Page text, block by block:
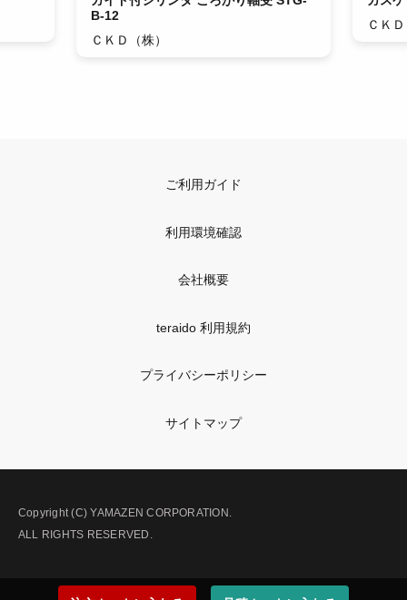
B-12
ＣＫＤ（株）
ＣＫ
ご利用ガイド
利用環境確認
会社概要
teraido 利用規約
プライバシーポリシー
サイトマップ
Copyright (C) YAMAZEN CORPORATION.
ALL RIGHTS RESERVED.